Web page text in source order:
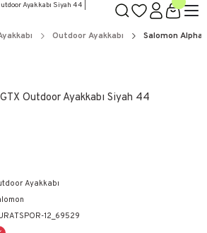
Outdoor Ayakkabı Salomon
Outdoor Ayakkabı Siyah 44
Ayakkabı
12_69529